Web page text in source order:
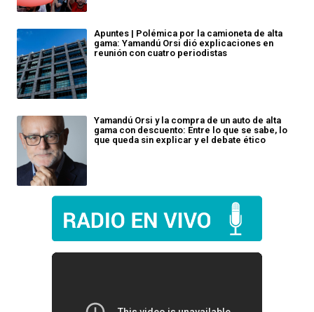
Apuntes | Polémica por la camioneta de alta
gama: Yamandú Orsi dió explicaciones en
reunión con cuatro periodistas
Yamandú Orsi y la compra de un auto de alta
gama con descuento: Entre lo que se sabe, lo
que queda sin explicar y el debate ético